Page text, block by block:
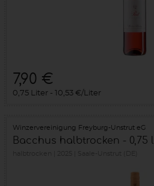
7,90 €
0,75 Liter 10,53 €/Liter
Winzervereinigung Freyburg-Unstrut eG
Bacchus halbtrocken - 0,75 l